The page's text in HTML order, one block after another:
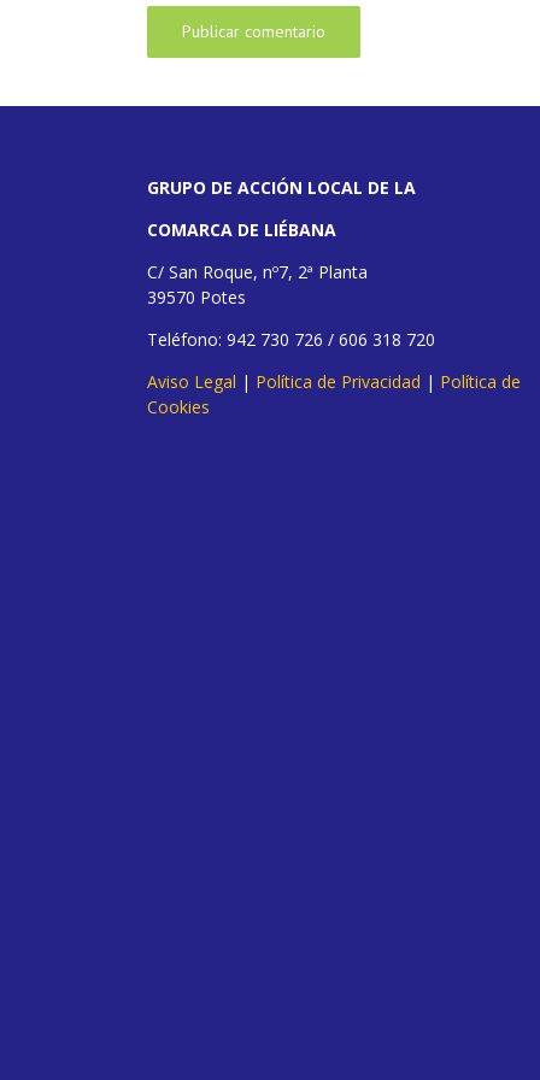
GRUPO DE ACCIÓN LOCAL DE LA
COMARCA DE LIÉBANA
C/ San Roque, nº7, 2ª Planta
39570 Potes
Teléfono: 942 730 726 / 606 318 720
Aviso Legal | Política de Privacidad | Política de
Cookies